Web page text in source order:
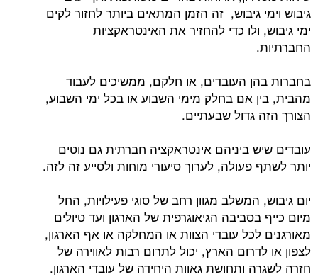
גיבוש וימי גיבוש, זה הזמן המתאים ביותר לחזור לקים
ימי גיבוש, ולו כדי להחזיר את האינטראקציות
החברתיות.
בחברות בהן העובדים, או חלקם, ממשיכים לעבוד
מהבית, בין אם בחלק מימי השבוע או בכל ימי השבוע,
הצורך הזה גדול שבעתיים.
עובדים שיש ביניהם אינטראקציה חברתית גם נוטים
יותר לשתף פעולה, לערוך סיעורי מוחות ולסייע זה לזה.
יום גיבוש, המשלב מגוון רחב של סוגי פעילויות, החל
מיום כייף בסביבה הגיאוגרפית של הארגון ועד טיולים
מאורגנים לכל עובדי הצוות או המחלקה או אף הארגון,
לצפון או לדרום הארץ, יכול לתרום רבות לאווירה של
חזרה לשגרה ותחושת גאוות היחידה של עובדי הארגון.